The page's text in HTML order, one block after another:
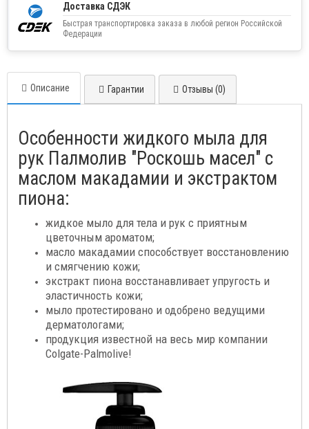
Доставка СДЭК
Быстрая транспортировка заказа в любой регион Российской
Федерации
Описание Гарантии Отзывы (0)
Особенности жидкого мыла для
рук Палмолив "Роскошь масел" с
маслом макадамии и экстрактом
пиона:
жидкое мыло для тела и рук с приятным
цветочным ароматом;
масло макадамии способствует восстановлению
и смягчению кожи;
экстракт пиона восстанавливает упругость и
эластичность кожи;
мыло протестировано и одобрено ведущими
дерматологами;
продукция известной на весь мир компании
Colgate-Palmolive!